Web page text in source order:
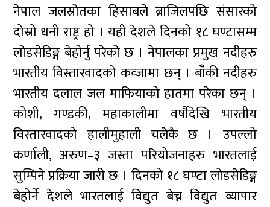
नेपाल जलस्रोतका हिसाबले ब्राजिलपछि संसारको
दोस्रो धनी राष्ट्र हो । यही देशले दिनको १८ घण्टासम्म
लोडसेडिङ्ग बेहोर्नु परेको छ । नेपालका प्रमुख नदीहरु
भारतीय विस्तारवादको कव्जामा छन् । बाँंकी नदीहरु
भारतीय दलाल जल माफियाको हातमा परेका छन् ।
कोशी, गण्डकी, महाकालीमा वर्षौदेखि भारतीय
विस्तारवादको हालीमुहाली चलेकै छ । उपल्लो
कर्णाली, अरुण–३ जस्ता परियोजनाहरु भारतलाई
सुम्पिने प्रक्रिया जारी छ । दिनको १८ घण्टा लोडसेडिङ्ग
बेहोर्ने देशले भारतलाई विद्युत बेच्न विद्युत व्यापार